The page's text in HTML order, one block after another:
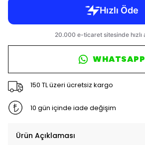
WHATSAPP
150 TL üzeri ücretsiz kargo
10 gün içinde iade değişim
Ürün Açıklaması